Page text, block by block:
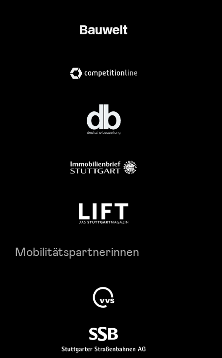
Mobilitätspartnerinnen